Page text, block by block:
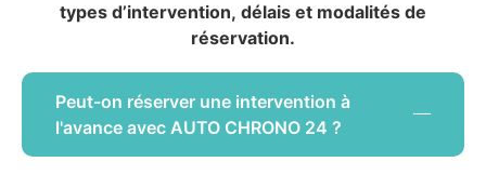
types d’intervention, délais et modalités de
réservation.
Peut-on réserver une intervention à
l'avance avec AUTO CHRONO 24 ?